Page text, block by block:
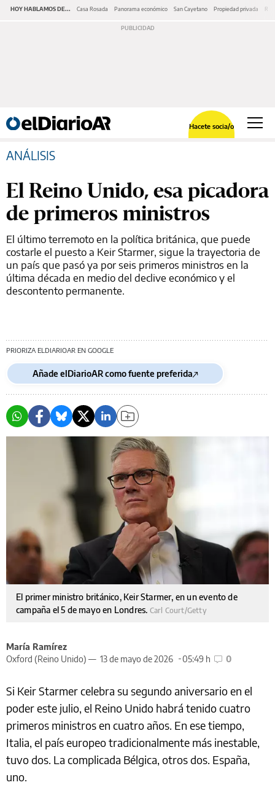
HOY HABLAMOS DE... Casa Rosada Panorama económico San Cayetano Propiedad privada
Hacete socia/o
ANÁLISIS
El Reino Unido, esa picadora
de primeros ministros
El último terremoto en la política británica, que puede
costarle el puesto a Keir Starmer, sigue la trayectoria de
un país que pasó ya por seis primeros ministros en la
última década en medio del declive económico y el
descontento permanente.
PRIORIZA ELDIARIOAR EN GOOGLE
Añade elDiarioAR como fuente preferida
El primer ministro británico, Keir Starmer, en un evento de
campaña el 5 de mayo en Londres. Carl Court/Getty
María Ramírez
Oxford (Reino Unido) — 13 de mayo de 2026 05:49 h 0
Si Keir Starmer celebra su segundo aniversario en el
poder este julio, el Reino Unido habrá tenido cuatro
primeros ministros en cuatro años. En ese tiempo,
Italia, el país europeo tradicionalmente más inestable,
tuvo dos. La complicada Bélgica, otros dos. España,
uno.